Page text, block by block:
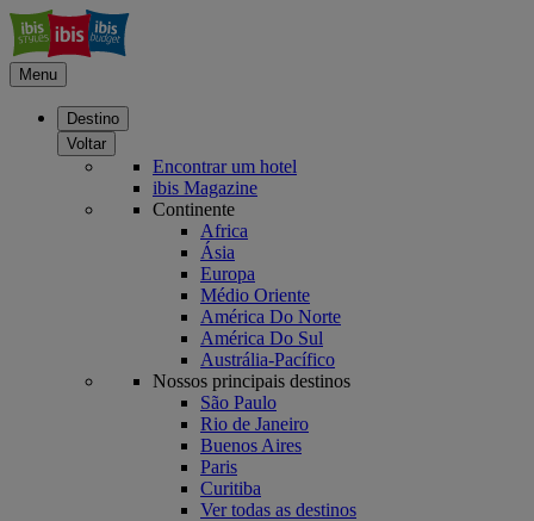
Menu
Destino
Voltar
Encontrar um hotel
ibis Magazine
Continente
Africa
Ásia
Europa
Médio Oriente
América Do Norte
América Do Sul
Austrália-Pacífico
Nossos principais destinos
São Paulo
Rio de Janeiro
Buenos Aires
Paris
Curitiba
Ver todas as destinos